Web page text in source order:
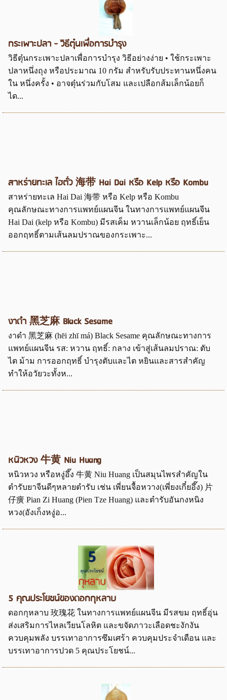
กระเพาะปลา - วิธีตุ๋นเพื่อการบำรุง
วิธีตุ๋นกระเพาะปลาเพื่อการบำรุง วิธีอย่างง่าย • ใช้กระเพาะ
ปลาหนึ่งถุง หรือประมาณ 10 กรัม สำหรับรับประทานหนึ่งคน
ใน หนึ่งครั้ง • อาจตุ๋นร่วมกับโสม และเปลือกส้มเล็กน้อยก็
ได...
สาหร่ายทะเล ไฮตั่ว 海带 Hai Dai หรือ Kelp หรือ Kombu
สาหร่ายทะเล Hai Dai 海带 หรือ Kelp หรือ Kombu
คุณลักษณะทางการแพทย์แผนจีน ในทางการแพทย์แผนจีน
Hai Dai (kelp หรือ Kombu) มีรสเค็ม หวานเล็กน้อย ฤทธิ์เย็น
ออกฤทธิ์ตามเส้นลมปราณของกระเพาะ...
งาดำ 黑芝麻 Black Sesame
งาดำ 黑芝麻 (hēi zhī má) Black Sesame คุณลักษณะทางการ
แพทย์แผนจีน รส: หวาน ฤทธิ์: กลาง เข้าสู่เส้นลมปราณ: ตับ
ไต ม้าม การออกฤทธิ์ บำรุงตับและไต หยินและสารสำคัญ
ทำให้อวัยวะทั้งห...
หนิวหวง 牛黄 Niu Huang
หนิวหวง หรือหงู่อึ๊ง 牛黄 Niu Huang เป็นสมุนไพรสำคัญใน
ตำรับยาจีนดีๆหลายตำรับ เช่น เพี่ยนจื้อหวาง(เพี่ยงเกี๋ยอึ๊ง) 片
仔癀 Pian Zi Huang (Pien Tze Huang) และตำรับอันกงหนิง
หวง(อังเก็งหงู่อ...
5 คุณประโยชน์ของดอกกุหลาบ
ดอกกุหลาบ 玫瑰花 ในทางการแพทย์แผนจีน มีรสขม ฤทธิ์อุ่น
ส่งเสริมการไหลเวียนโลหิต และขจัดภาวะเลือดชะงักงัน
ควบคุมพลัง บรรเทาอาการซึมเศร้า ควบคุมประจำเดือน และ
บรรเทาอาการปวด 5 คุณประโยชน์...